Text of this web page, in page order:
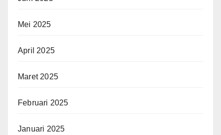
Mei 2025
April 2025
Maret 2025
Februari 2025
Januari 2025